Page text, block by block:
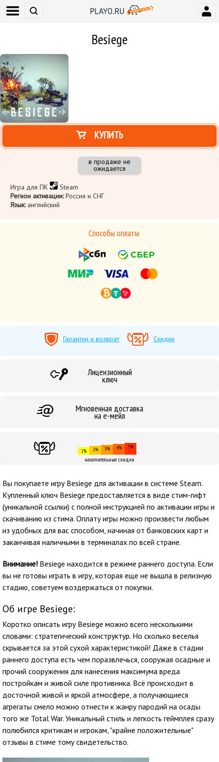
Besiege
КУПИТЬ
в продаже не
ожидается
Игра для ПК
Steam
Регион активации:Россия и СНГ
Язык:английский
Способы оплаты
Гарантии и возврат Скидки
Лицензионный
ключ
Мгновенная доставка
на е-мейл
1% 2% 3% 4% 5%
накопительные скидки
Вы покупаете игру Besiege для активации в системе Steam.
Купленный ключ Besiege предоставляется в виде стим-гифт
(уникальной ссылки) с полной инструкцией по активации игры и
скачиванию из стима. Оплату игры можно произвести любым
из удобных для вас способом, начиная от банковских карт и
заканчивая наличными в терминалах по всей стране.
Внимание! Besiege находится в режиме раннего доступа. Если
вы не готовы играть в игру, которая еще не вышла в релизную
стадию, советуем воздержаться от покупки.
Об игре Besiege:
Коротко описать игру Besiege можно всего несколькими
словами: стратегический конструктур. Но сколько веселья
скрывается за этой сухой характеристикой! Даже в стадии
раннего доступа есть чем поразвлечься, сооружая осадные и
прочий сооружения для нанесения максимума вреда
постройкам и живой силе противника. Всё происходит в
досточной живой и яркой атмосфере, а получающиеся
агрегаты смело можно отнести к жанру пародий на осады
того же Total War. Уникальный стиль и легкость геймплея сразу
полюбился критикам и игрокам, "крайне положительные"
отзывы в стиме тому свидетельство.